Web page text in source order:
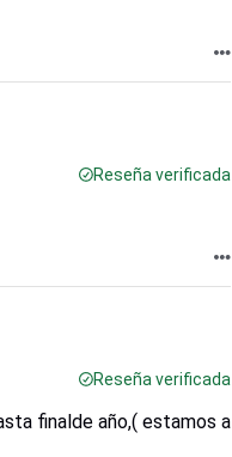
Reseña verificada
Reseña verificada
finalde año,( estamos a